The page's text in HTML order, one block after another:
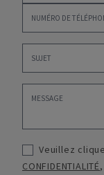
Veuillez
CONFIDENTIALITÉ,